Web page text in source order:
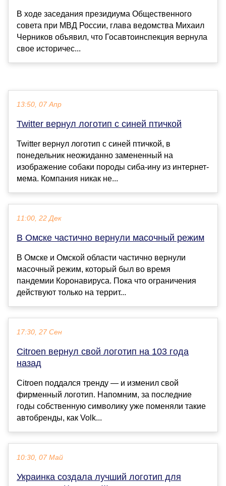
В ходе заседания президиума Общественного
совета при МВД России, глава ведомства Михаил
Черников объявил, что Госавтоинспекция вернула
свое историчес...
13:50, 07 Апр
Twitter вернул логотип с синей птичкой
Twitter вернул логотип с синей птичкой, в
понедельник неожиданно замененный на
изображение собаки породы сиба-ину из интернет-
мема. Компания никак не...
11:00, 22 Дек
В Омске частично вернули масочный режим
В Омске и Омской области частично вернули
масочный режим, который был во время
пандемии Коронавируса. Пока что ограничения
действуют только на террит...
17:30, 27 Сен
Citroen вернул свой логотип на 103 года
назад
Citroen поддался тренду — и изменил свой
фирменный логотип. Напомним, за последние
годы собственную символику уже поменяли такие
автобренды, как Volk...
10:30, 07 Май
Украинка создала лучший логотип для